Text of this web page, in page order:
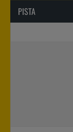
PISTA